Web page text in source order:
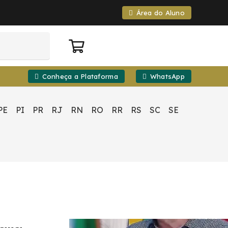
Área do Aluno
Conheça a Plataforma WhatsApp
PI PR RJ RN RO RR RS SC SE